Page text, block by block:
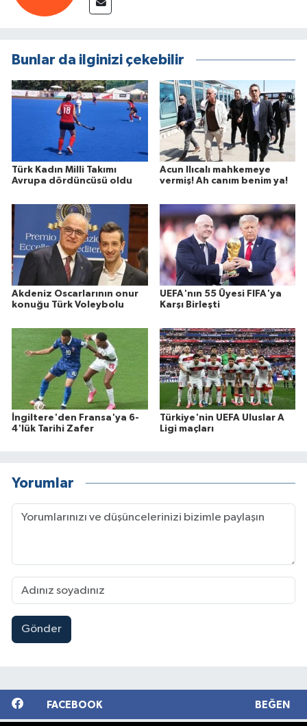
Bunlar da ilginizi çekebilir
Türk Kadın Milli Takımı
Avrupa dördüncüsü oldu
Acun Ilıcalı mahkemeye
vermiş! Ah canım benim ya!
Akdeniz Oscarlarının onur
konuğu Türk Voleybolu
UEFA'nın 55 Üyesi FIFA'ya
Karşı Birleşti
İngiltere'den Fransa'ya 6-
4'lük Tarihi Zafer
Türkiye'nin UEFA Uluslar A
Ligi maçları
Yorumlar
Gönder
FACEBOOK BEĞEN